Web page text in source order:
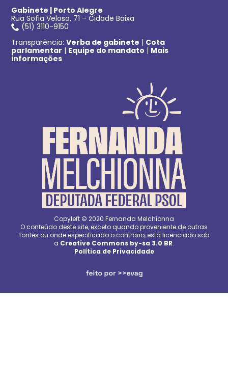
Gabinete | Porto Alegre
Rua Sofia Veloso, 71 – Cidade Baixa
(51) 3110-9150
Transparência:Verba de gabinete | Cota
parlamentar | Equipe do mandato | Mais
informações
Copyleft © 2020 Fernanda Melchionna
O conteúdo deste site, exceto quando proveniente de outras
fontes ou onde especificado o contrário, está licenciado sob
a Creative Commons by-sa 3.0 BR.
Política de Privacidade